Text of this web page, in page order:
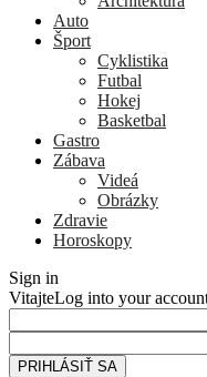
Auto
Šport
Cyklistika
Futbal
Hokej
Basketbal
Gastro
Zábava
Videá
Obrázky
Zdravie
Horoskopy
Sign in
VitajteLog into your